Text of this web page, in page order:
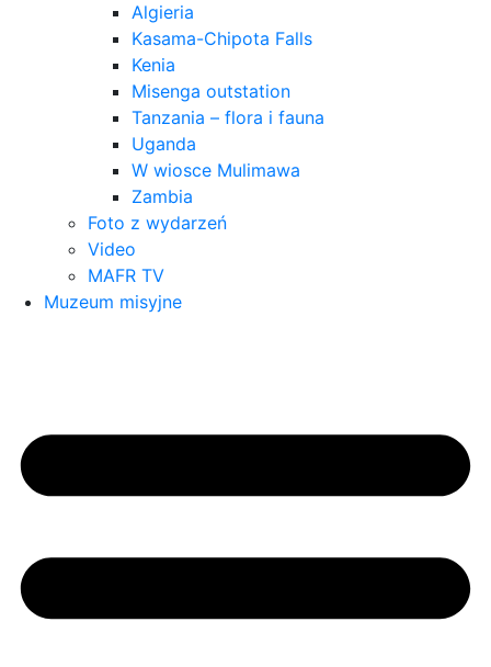
Algieria
Kasama-Chipota Falls
Kenia
Misenga outstation
Tanzania – flora i fauna
Uganda
W wiosce Mulimawa
Zambia
Foto z wydarzeń
Video
MAFR TV
Muzeum misyjne